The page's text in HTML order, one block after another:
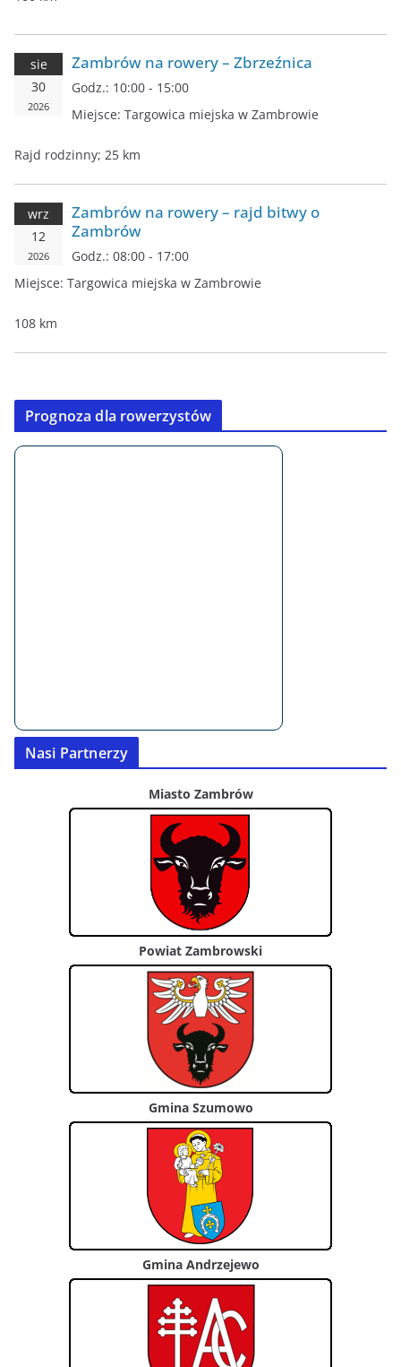
sie
30
2026
Zambrów na rowery – Zbrzeźnica
Godz.: 10:00 - 15:00
Miejsce: Targowica miejska w Zambrowie
Rajd rodzinny; 25 km
wrz
12
2026
Zambrów na rowery – rajd bitwy o
Zambrów
Godz.: 08:00 - 17:00
Miejsce: Targowica miejska w Zambrowie
108 km
Prognoza dla rowerzystów
Nasi Partnerzy
Miasto Zambrów
Powiat Zambrowski
Gmina Szumowo
Gmina Andrzejewo